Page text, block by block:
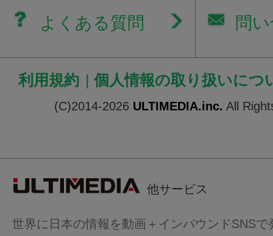
よくある質問 問
利用規約 | 個人情報の取り扱いにつ
(C)2014-2026 ULTIMEDIA.inc. All
他サービス
世界に日本の情報を動画＋インバウンドSNSで